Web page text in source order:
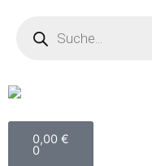
springen
0,00 €
0
Warenkorb